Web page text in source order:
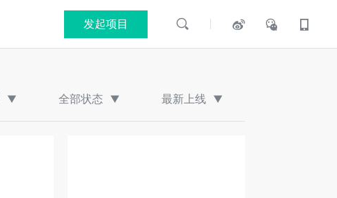
发起项目
全部状态 最新上线